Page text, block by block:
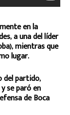
en la
a una del líder
mientras que
lugar.
del partido,
se paró en
de Boca